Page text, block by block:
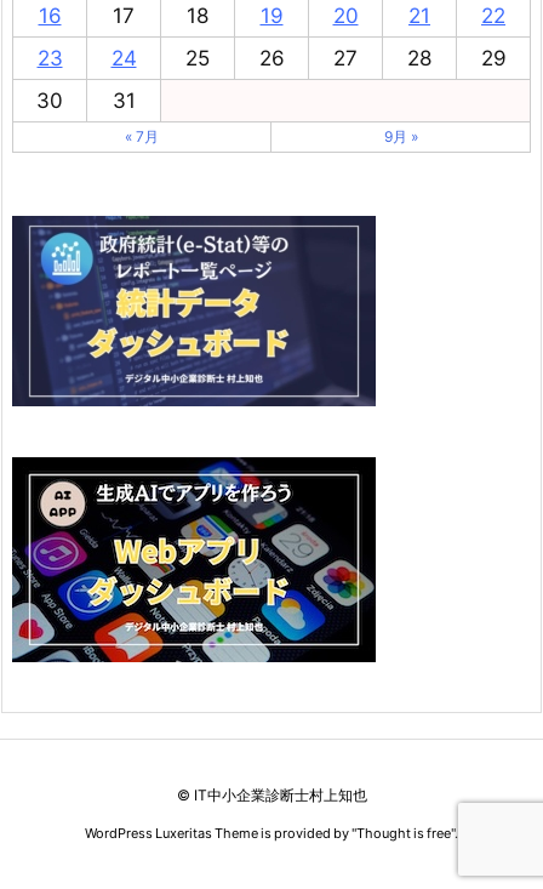
16
17 18 19 20 21
22
23
24 25 26 27 28
29
30
31
« 7月 9月 »
© IT中小企業診断士村上知也
WordPress Luxeritas Theme is provided by "Thought is free".